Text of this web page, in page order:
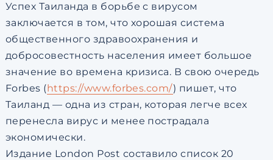
Успех Таиланда в борьбе с вирусом
заключается в том, что хорошая система
общественного здравоохранения и
добросовестность населения имеет большое
значение во времена кризиса. В свою очередь
Forbes (https://www.forbes.com/) пишет, что
Таиланд — одна из стран, которая легче всех
перенесла вирус и менее пострадала
экономически.
Издание London Post составило список 20